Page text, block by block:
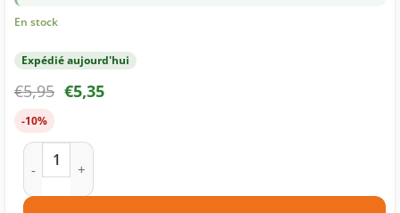
En stock
Expédié aujourd'hui
€5,95 €5,35
-10%
quantité de Cartouche d'encre compatible Canon CLI-526BK